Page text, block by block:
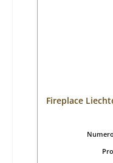
Fireplace